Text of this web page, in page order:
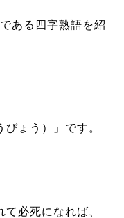
ある四字熟語を紹
びょう）」です。
必死になれば、